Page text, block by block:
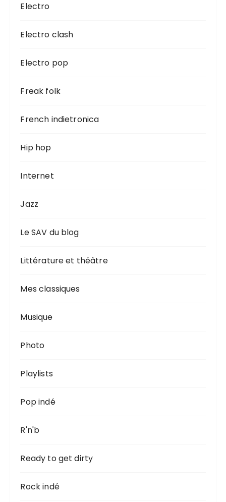
Electro
Electro clash
Electro pop
Freak folk
French indietronica
Hip hop
Internet
Jazz
Le SAV du blog
Littérature et théâtre
Mes classiques
Musique
Photo
Playlists
Pop indé
R'n'b
Ready to get dirty
Rock indé